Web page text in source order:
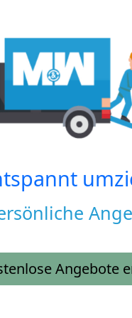
Angebote